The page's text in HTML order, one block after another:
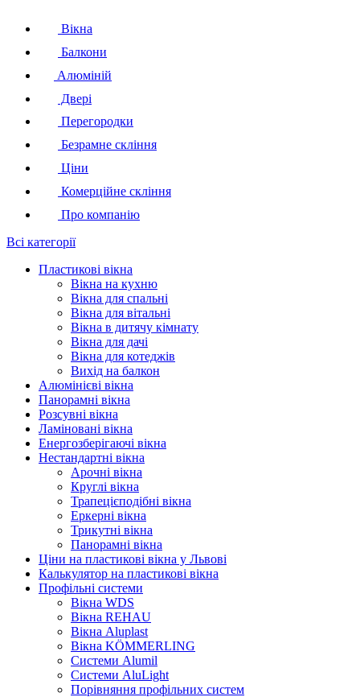
Вікна
Балкони
Алюміній
Двері
Перегородки
Безрамне скління
Ціни
Комерційне скління
Про компанію
Всі категорії
Пластикові вікна
Вікна на кухню
Вікна для спальні
Вікна для вітальні
Вікна в дитячу кімнату
Вікна для дачі
Вікна для котеджів
Вихід на балкон
Алюмінієві вікна
Панорамні вікна
Розсувні вікна
Ламіновані вікна
Енергозберігаючі вікна
Нестандартні вікна
Арочні вікна
Круглі вікна
Трапецієподібні вікна
Еркерні вікна
Трикутні вікна
Панорамні вікна
Ціни на пластикові вікна у Львові
Калькулятор на пластикові вікна
Профільні системи
Вікна WDS
Вікна REHAU
Вікна Aluplast
Вікна KÖMMERLING
Cистеми Alumil
Системи AluLight
Порівняння профільних систем